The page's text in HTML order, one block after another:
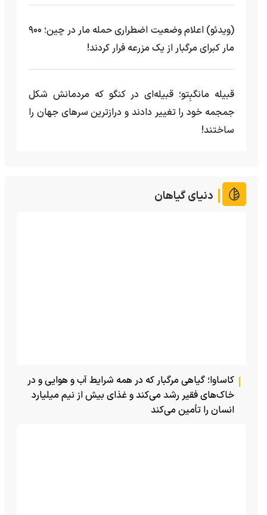
(ویدئو) اعلام وضعیت اضطراری حمله مار‌ در چین؛ ۹۰۰
مار کبرای مرگبار از یک مزرعه‌ فرار کردند!
قبیله مانگبِتو؛ قبیله‌ای در کنگو که مردمانش شکل
جمجمه خود را تغییر دادند و درازترین سرهای جهان را
ساختند!
دنیای گیاهان
کاساوا؛ گیاهی مرگبار که در همه شرایط آب و هوایی و در
خاک‌های فقیر رشد می‌کند و غذای بیش از نیم میلیارد
انسان را تأمین می‌کند